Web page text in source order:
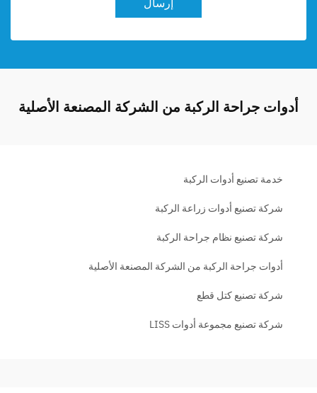
إرسال
أدوات جراحة الركبة من الشركة المصنعة الأصلية
خدمة تصنيع أدوات الركبة
شركة تصنيع أدوات زراعة الركبة
شركة تصنيع نظام جراحة الركبة
أدوات جراحة الركبة من الشركة المصنعة الأصلية
شركة تصنيع كتل قطع
شركة تصنيع مجموعة أدوات LISS